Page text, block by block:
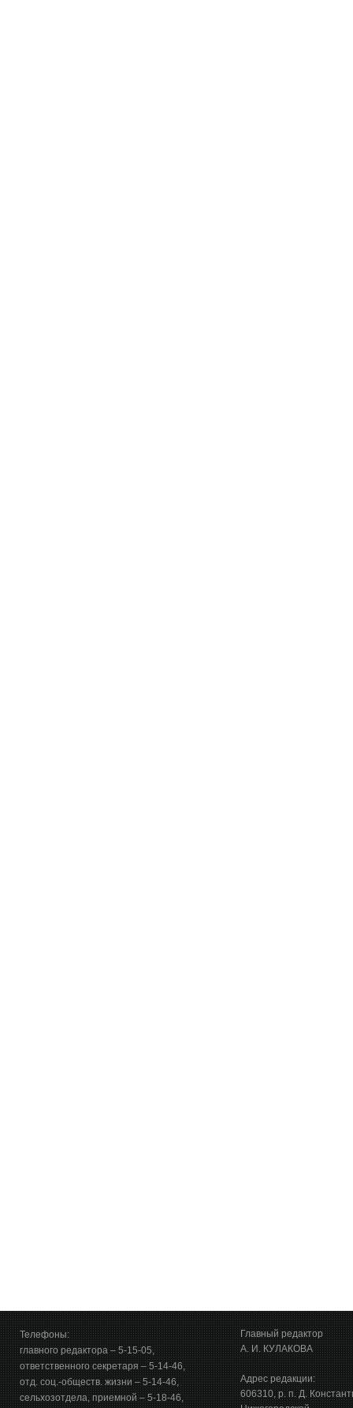
Телефоны:
главного редактора – 5-15-05,
ответственного секретаря – 5-14-46,
отд. соц.-обществ. жизни – 5-14-46,
сельхозотдела, приемной – 5-18-46,
Главный редактор
А. И. КУЛАКОВА
Адрес редакции:
606310, р. п. Д.